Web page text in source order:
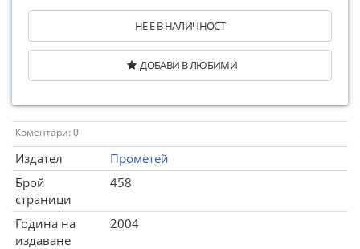
НЕ Е В НАЛИЧНОСТ
ДОБАВИ В ЛЮБИМИ
Коментари: 0
Издател
Прометей
Брой
страници
458
Година на
издаване
2004